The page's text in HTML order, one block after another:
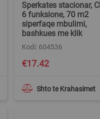
Sperkates stacionar,
6 funksione, 70 m2
siperfaqe mbulimi,
bashkues me klik
Kodi: 604536
Shto te Krahasimet
€17.42